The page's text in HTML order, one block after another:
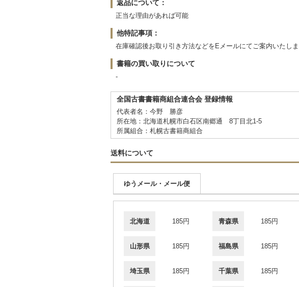
返品について：
正当な理由があれば可能
他特記事項：
在庫確認後お取り引き方法などをEメールにてご案内いたし
書籍の買い取りについて
-
全国古書書籍商組合連合会 登録情報
代表者名：今野 勝彦
所在地：北海道札幌市白石区南郷通 8丁目北1-5
所属組合：札幌古書籍商組合
送料について
ゆうメール・メール便
北海道 185円 青森県 185円
山形県 185円 福島県 185円
埼玉県 185円 千葉県 185円